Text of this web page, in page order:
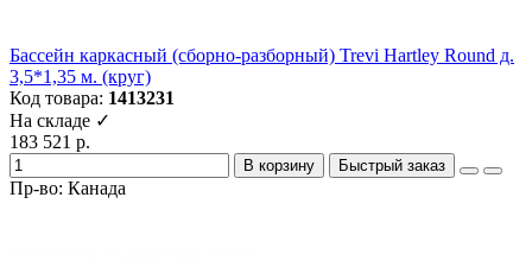
Бассейн каркасный (сборно-разборный) Trevi Hartley Round д.
3,5*1,35 м. (круг)
Код товара: 1413231
На складе ✓
183 521 р.
В корзину Быстрый заказ
Пр-во: Канада